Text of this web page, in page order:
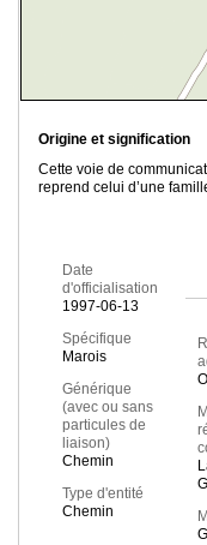
Origine et signification
Cette voie de
reprend celui d’une
Date
d'officialisation
1997-06-13
Spécifique
Marois
Générique
(avec ou sans
particules de
liaison)
Chemin
Type d'entité
Chemin